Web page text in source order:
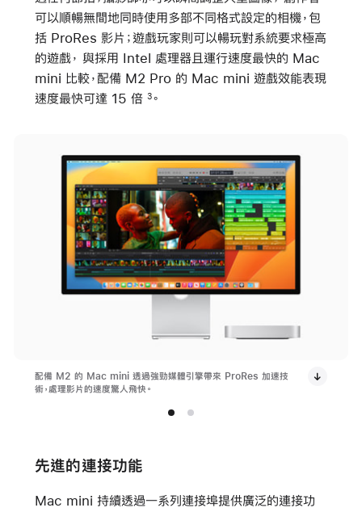
可以順暢無間地同時使用多部不同格式設定的相機，包
括 ProRes 影片；遊戲玩家則可以暢玩對系統要求極高
的遊戲， 與採用 Intel 處理器且運行速度最快的 Mac
mini 比較，配備 M2 Pro 的 Mac mini 遊戲效能表現
速度最快可達 15 倍 3。
配備 M2 的 Mac mini 透過強勁媒體引擎帶來 ProRes 加速技
術，處理影片的速度驚人飛快。
先進的連接功能
Mac mini 持續透過一系列連接埠提供廣泛的連接功